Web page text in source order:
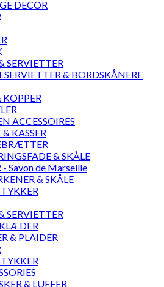
DECOR
SERVIETTER
& BORDSKÅNERE
KOPPER
ACCESSOIRES
KASSER
& SKÅLE
Savon de Marseille
& SKÅLE
SERVIETTER
& PLAIDER
& LUFFER